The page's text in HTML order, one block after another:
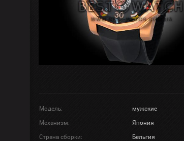
Модель: мужские
Механизм:
Япония
Страна сборки:
Бельгия